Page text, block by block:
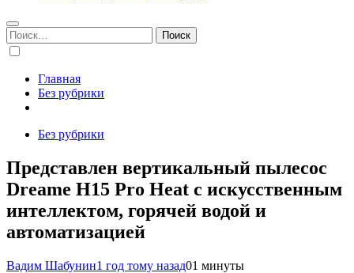
Найти:
Главная
Без рубрики
Без рубрики
Представлен вертикальный пылесос
Dreame H15 Pro Heat с искусственным
интеллектом, горячей водой и
автоматизацией
Вадим Шабунин1 год тому назад01 минуты